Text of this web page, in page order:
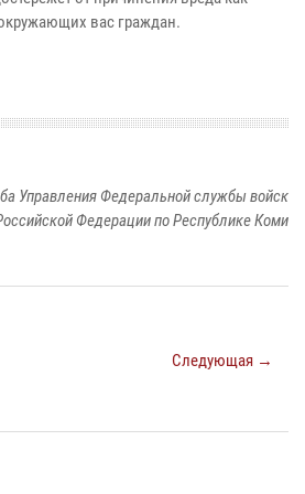
вас граждан.
Управления Федеральной службы войск
Федерации по Республике Коми
Следующая →